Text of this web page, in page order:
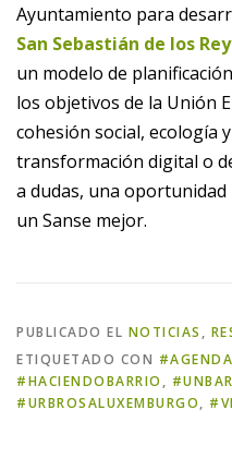
Ayuntamiento para
San Sebastián de los
un modelo de
los objetivos de la Unión
cohesión social, ecología
transformación digital o
a dudas, una
un Sanse mejor.
PUBLICADO EL NOTICIAS ,
ETIQUETADO CON
#HACIENDOBARRIO ,
#URBROSALUXEMBURGO,